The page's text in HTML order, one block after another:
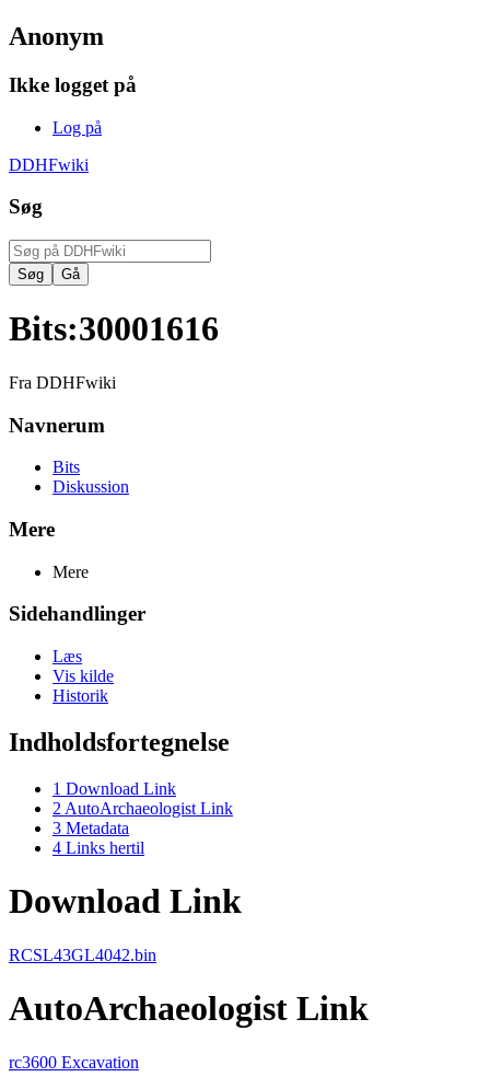
Anonym
Ikke logget på
Log på
DDHFwiki
Søg
Bits:30001616
Fra DDHFwiki
Navnerum
Bits
Diskussion
Mere
Mere
Sidehandlinger
Læs
Vis kilde
Historik
Indholdsfortegnelse
1 Download Link
2 AutoArchaeologist Link
3 Metadata
4 Links hertil
Download Link
RCSL43GL4042.bin
AutoArchaeologist Link
rc3600 Excavation